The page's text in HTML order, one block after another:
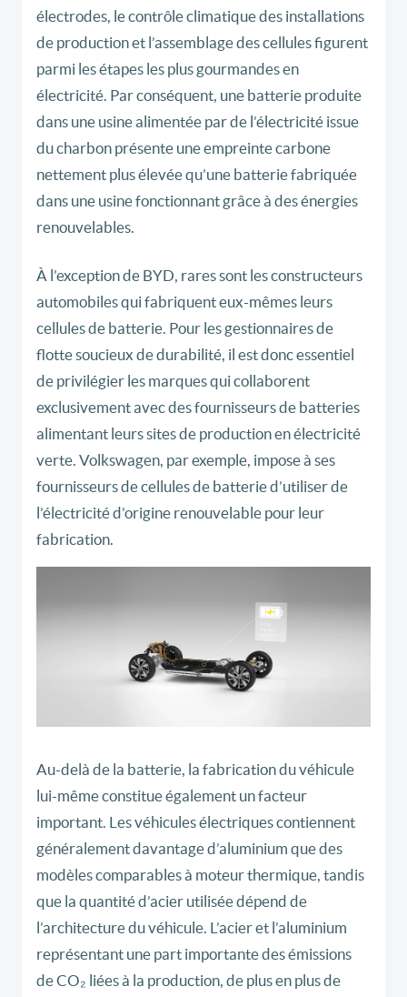
électrodes, le contrôle climatique des installations
de production et l’assemblage des cellules figurent
parmi les étapes les plus gourmandes en
électricité. Par conséquent, une batterie produite
dans une usine alimentée par de l’électricité issue
du charbon présente une empreinte carbone
nettement plus élevée qu’une batterie fabriquée
dans une usine fonctionnant grâce à des énergies
renouvelables.
À l’exception de BYD, rares sont les constructeurs
automobiles qui fabriquent eux-mêmes leurs
cellules de batterie. Pour les gestionnaires de
flotte soucieux de durabilité, il est donc essentiel
de privilégier les marques qui collaborent
exclusivement avec des fournisseurs de batteries
alimentant leurs sites de production en électricité
verte. Volkswagen, par exemple, impose à ses
fournisseurs de cellules de batterie d’utiliser de
l’électricité d’origine renouvelable pour leur
fabrication.
Au-delà de la batterie, la fabrication du véhicule
lui-même constitue également un facteur
important. Les véhicules électriques contiennent
généralement davantage d’aluminium que des
modèles comparables à moteur thermique, tandis
que la quantité d’acier utilisée dépend de
l’architecture du véhicule. L’acier et l’aluminium
représentant une part importante des émissions
de CO₂ liées à la production, de plus en plus de